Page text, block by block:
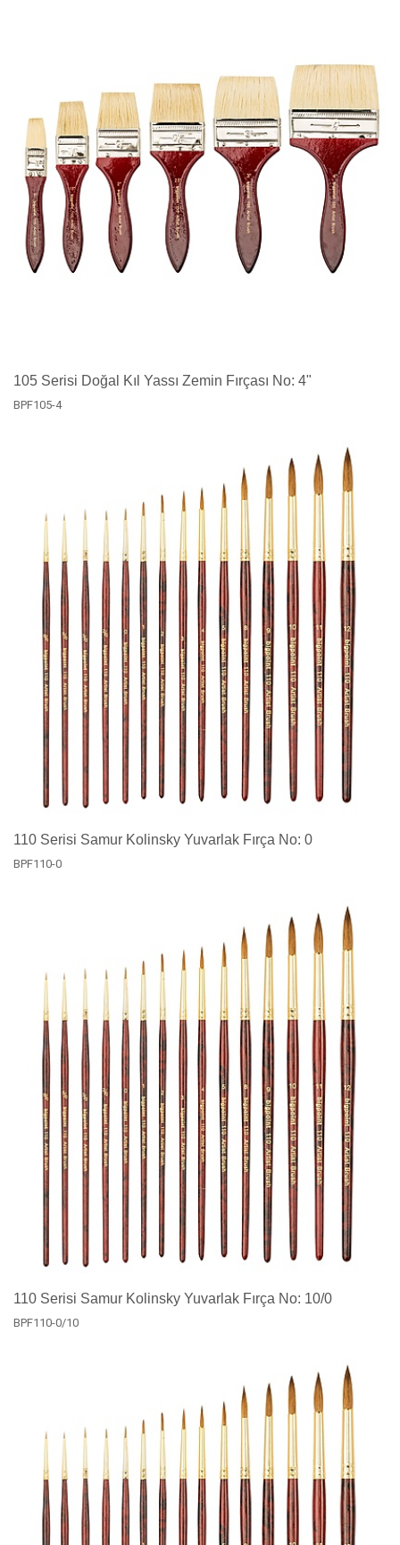
105 Serisi Doğal Kıl Yassı Zemin Fırçası No: 4"
BPF105-4
110 Serisi Samur Kolinsky Yuvarlak Fırça No: 0
BPF110-0
110 Serisi Samur Kolinsky Yuvarlak Fırça No: 10/0
BPF110-0/10